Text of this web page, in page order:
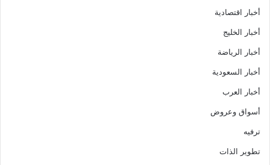
أخبار اقتصادية
أخبار الخليج
أخبار الرياضة
أخبار السعودية
أخبار العرب
أسواق وعروض
ترفيه
تطوير الذات